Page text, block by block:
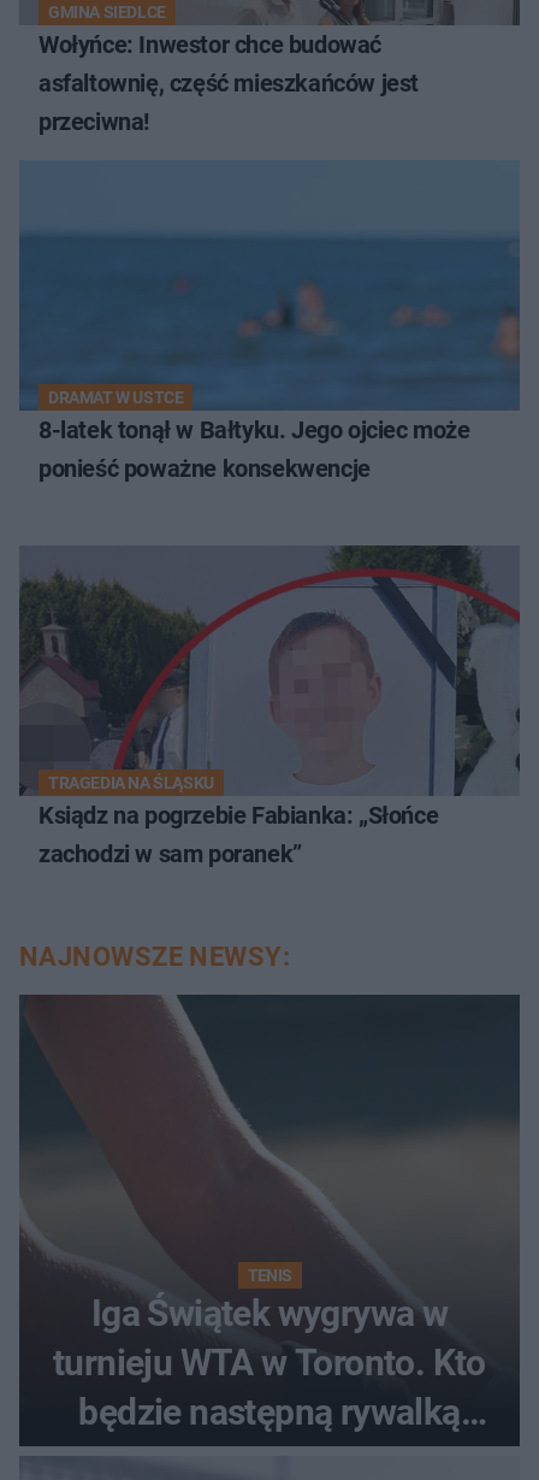
GMINA SIEDLCE
Wołyńce: Inwestor chce budować
asfaltownię, część mieszkańców jest
przeciwna!
DRAMAT W USTCE
8-latek tonął w Bałtyku. Jego ojciec może
ponieść poważne konsekwencje
TRAGEDIA NA ŚLĄSKU
Ksiądz na pogrzebie Fabianka: „Słońce
zachodzi w sam poranek”
NAJNOWSZE NEWSY:
TENIS
Iga Świątek wygrywa w
turnieju WTA w Toronto. Kto
będzie następną rywalką
Polki?